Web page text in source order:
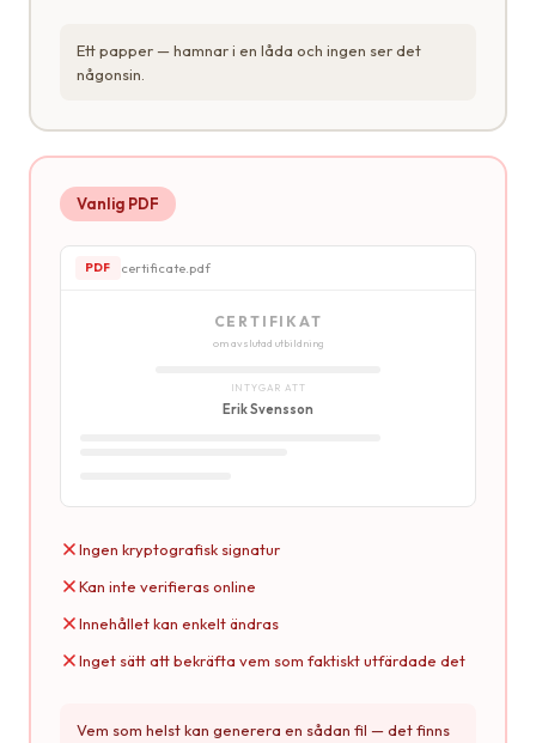
Ett papper — hamnar i en låda och ingen ser det
någonsin.
Vanlig PDF
PDF certificate.pdf
CERTIFIKAT
om avslutad utbildning
INTYGAR ATT
Erik Svensson
Ingen kryptografisk signatur
Kan inte verifieras online
Innehållet kan enkelt ändras
Inget sätt att bekräfta vem som faktiskt utfärdade det
Vem som helst kan generera en sådan fil — det finns